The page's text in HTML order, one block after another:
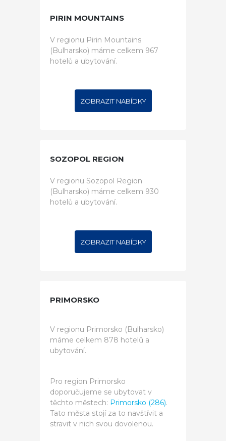
PIRIN MOUNTAINS
V regionu Pirin Mountains
(Bulharsko) máme celkem 967
hotelů a ubytování.
ZOBRAZIT NABÍDKY
SOZOPOL REGION
V regionu Sozopol Region
(Bulharsko) máme celkem 930
hotelů a ubytování.
ZOBRAZIT NABÍDKY
PRIMORSKO
V regionu Primorsko (Bulharsko)
máme celkem 878 hotelů a
ubytování.
Pro region Primorsko
doporučujeme se ubytovat v
těchto městech: Primorsko (286).
Tato města stojí za to navštívit a
stravit v nich svou dovolenou.